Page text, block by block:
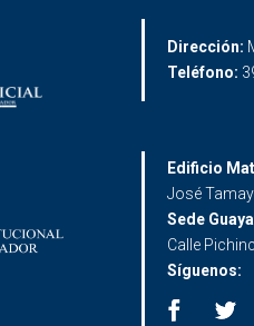
Dirección:
Teléfono:
Edificio
José
Sede
Calle
Síguenos: